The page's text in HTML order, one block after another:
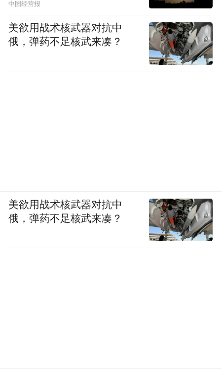
中国经营报
美欲用战术核武器对抗中
俄，弹药不足核武来凑？
美欲用战术核武器对抗中
俄，弹药不足核武来凑？